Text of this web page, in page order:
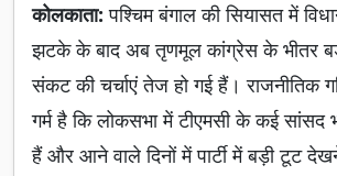
कोलकाता:पश्चिम बंगाल की सियासत में
झटके के बाद अब तृणमूल कांग्रेस के भीतर
संकट की चर्चाएं तेज हो गई हैं। राजनीतिक
गर्म है कि लोकसभा में टीएमसी के कई सांसद
हैं और आने वाले दिनों में पार्टी में बड़ी टूट